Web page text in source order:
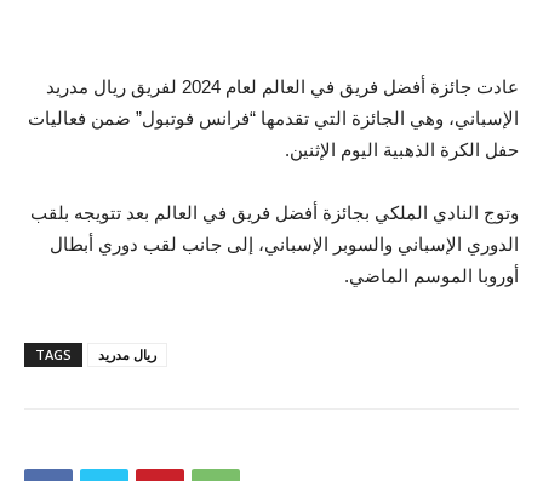
عادت جائزة أفضل فريق في العالم لعام 2024 لفريق ريال مدريد
الإسباني، وهي الجائزة التي تقدمها “فرانس فوتبول” ضمن فعاليات
حفل الكرة الذهبية اليوم الإثنين.
وتوج النادي الملكي بجائزة أفضل فريق في العالم بعد تتويجه بلقب
الدوري الإسباني والسوبر الإسباني، إلى جانب لقب دوري أبطال
أوروبا الموسم الماضي.
TAGS ريال مدريد